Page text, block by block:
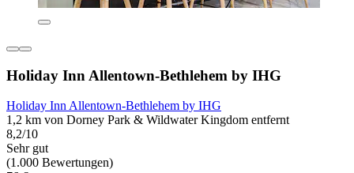
Holiday Inn Allentown-Bethlehem by IHG
Holiday Inn Allentown-Bethlehem by IHG
1,2 km von Dorney Park & Wildwater Kingdom entfernt
8,2/10
Sehr gut
(1.000 Bewertungen)